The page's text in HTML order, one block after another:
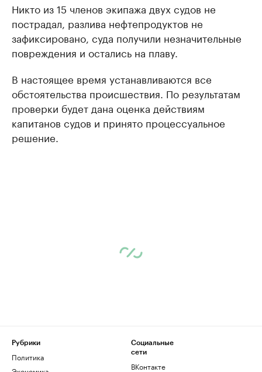
Никто из 15 членов экипажа двух судов не
пострадал, разлива нефтепродуктов не
зафиксировано, суда получили незначительные
повреждения и остались на плаву.
В настоящее время устанавливаются все
обстоятельства происшествия. По результатам
проверки будет дана оценка действиям
капитанов судов и принято процессуальное
решение.
Рубрики
Политика
Социальные
сети
ВКонтакте